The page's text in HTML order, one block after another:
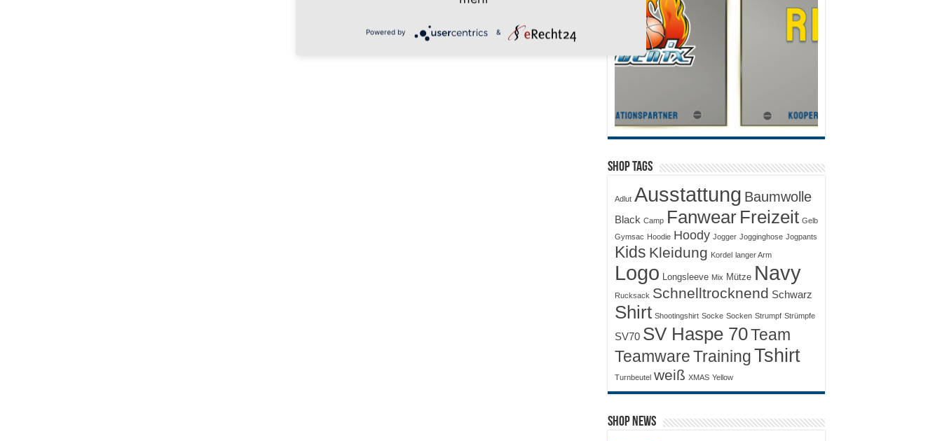
Shop Tags
Adlut Ausstattung Baumwolle
Black Camp Fanwear Freizeit Gelb
Gymsac Hoodie Hoody Jogger Jogginghose Jogpants
Kids Kleidung Kordel langer Arm
Logo Longsleeve Mix Mütze Navy
Rucksack Schnelltrocknend Schwarz
Shirt Shootingshirt Socke Socken Strumpf Strümpfe
SV70 SV Haspe 70Team
Teamware TrainingTshirt
Turnbeutel weiß XMAS Yellow
Shop News
Powered by &